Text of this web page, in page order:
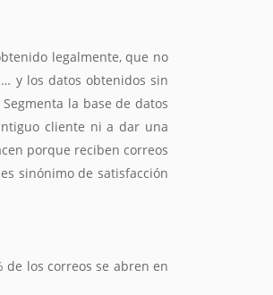
legalmente, que no
y los datos obtenidos sin
la base de datos
cliente ni a dar una
porque reciben correos
sinónimo de satisfacción
de los correos se abren en